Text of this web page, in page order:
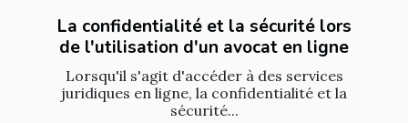
La confidentialité et la sécurité lors
de l'utilisation d'un avocat en ligne
Lorsqu'il s'agit d'accéder à des services
juridiques en ligne, la confidentialité et la
sécurité...